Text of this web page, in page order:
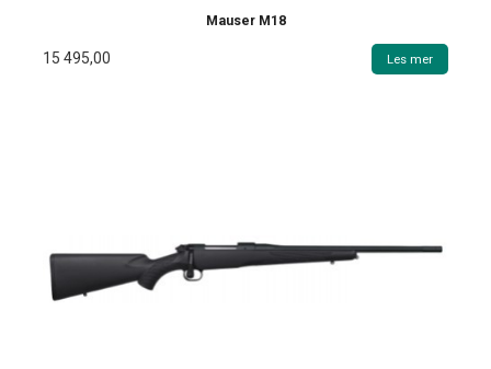
Mauser M18
15 495,00 Les mer